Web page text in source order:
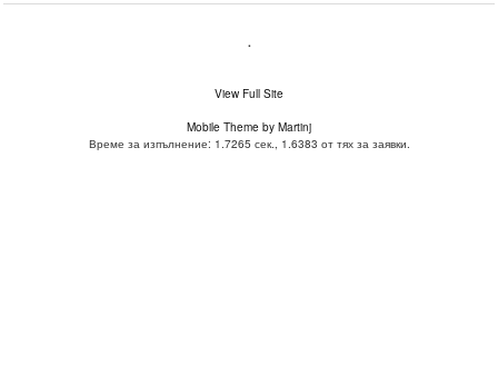
.
View Full Site
Mobile Theme by Martinj
Време за изпълнение: 1.7265 сек., 1.6383 от тях за заявки.